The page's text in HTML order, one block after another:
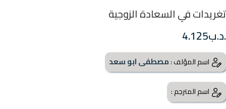
تغريدات في السعادة الزوجية
.د.ب4.125
اسم المؤلف :مصطفى ابو سعد
اسم المترجم :